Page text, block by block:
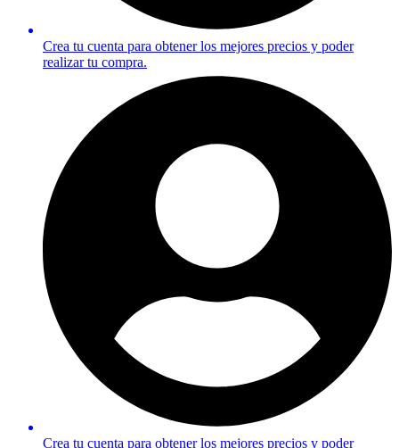
Crea tu cuenta para obtener los mejores precios y poder
realizar tu compra.
Crea tu cuenta para obtener los mejores precios y poder